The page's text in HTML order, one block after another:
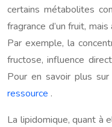
certains métabolites
fragrance d’un fruit,
Par exemple, la
fructose, influence
Pour en savoir plus
ressource .
La lipidomique, quant à